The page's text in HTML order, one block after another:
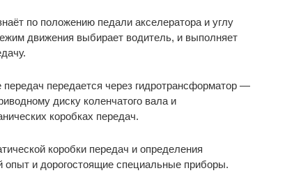
по положению педали акселератора и углу
движения выбирает водитель, и выполняет
передается через гидротрансформатор —
диску коленчатого вала и
коробках передач.
коробки передач и определения
и дорогостоящие специальные приборы.